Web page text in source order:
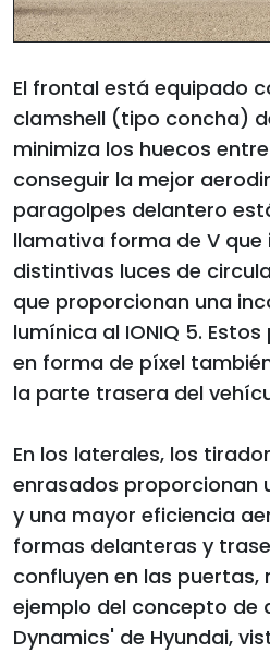
El frontal está equipado
clamshell (tipo concha)
minimiza los huecos
conseguir la mejor
paragolpes delantero
llamativa forma de V que
distintivas luces de
que proporcionan una
lumínica al IONIQ 5.
en forma de píxel
la parte trasera del
En los laterales, los
enrasados proporcionan
y una mayor eficiencia
formas delanteras y
confluyen en las
ejemplo del concepto de
Dynamics' de Hyundai,